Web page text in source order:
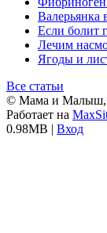
Валерьянка
Если болит
Лечим
Ягоды и
Все статьи
© Мама и Малыш,
Работает на
0.98MB | Вход